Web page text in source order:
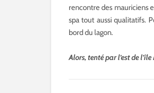
rencontre des mauriciens
spa tout aussi qualitatifs.
bord du lagon.
Alors, tenté par l’est de